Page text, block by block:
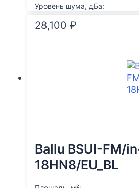
Уровень шума, дБа:
28,100 ₽
Ballu BSUI-FM/
18HN8/EU_BL